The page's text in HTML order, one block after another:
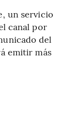
un servicio
canal por
del
emitir más